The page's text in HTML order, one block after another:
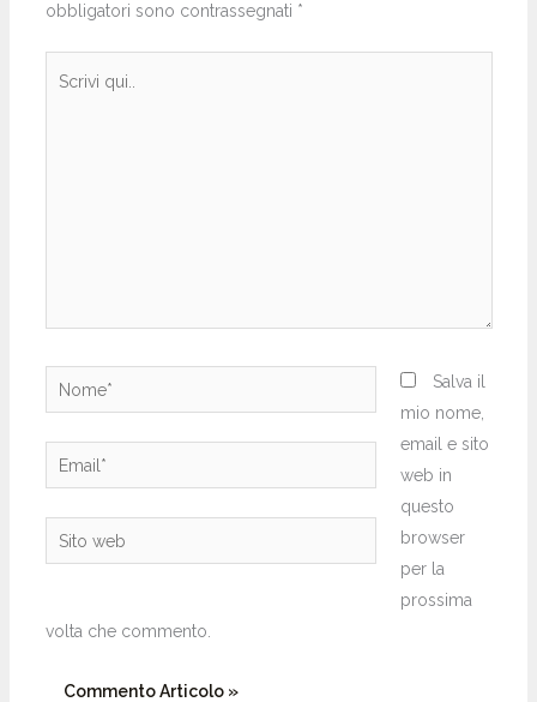
obbligatori sono contrassegnati *
Nome*
Email*
Sito
web
Salva il
mio nome,
email e sito
web in
questo
browser
per la
prossima
volta che commento.